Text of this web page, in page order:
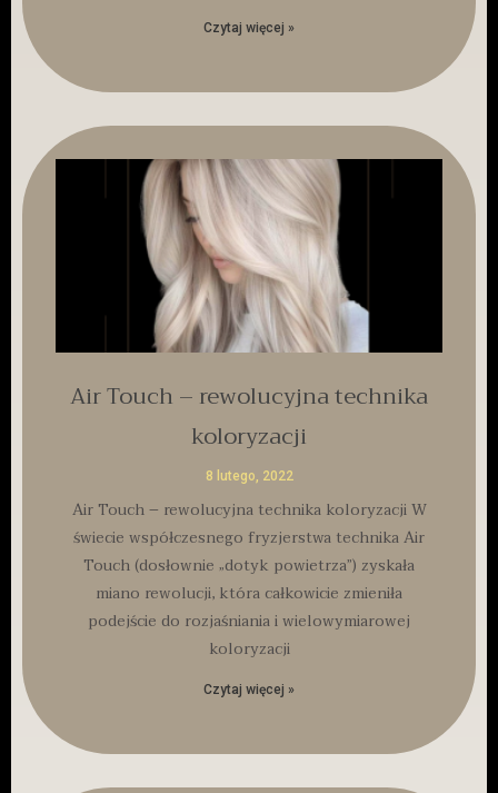
Czytaj więcej »
Air Touch – rewolucyjna technika
koloryzacji
8 lutego, 2022
Air Touch – rewolucyjna technika koloryzacji W
świecie współczesnego fryzjerstwa technika Air
Touch (dosłownie „dotyk powietrza”) zyskała
miano rewolucji, która całkowicie zmieniła
podejście do rozjaśniania i wielowymiarowej
koloryzacji
Czytaj więcej »